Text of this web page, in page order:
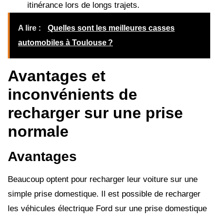
itinérance lors de longs trajets.
A lire :
Quelles sont les meilleures casses
automobiles à Toulouse ?
Avantages et
inconvénients de
recharger sur une prise
normale
Avantages
Beaucoup optent pour recharger leur voiture sur une
simple prise domestique. Il est possible de recharger
les véhicules électrique Ford sur une prise domestique